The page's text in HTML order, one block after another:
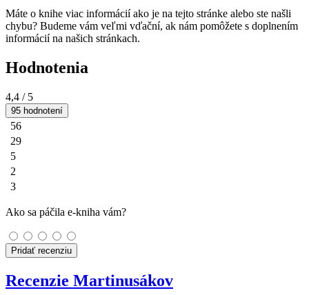
Máte o knihe viac informácií ako je na tejto stránke alebo ste našli
chybu? Budeme vám veľmi vďační, ak nám pomôžete s doplnením
informácií na našich stránkach.
Hodnotenia
4,4 / 5
95 hodnotení
56
29
5
2
3
Ako sa páčila e-kniha vám?
Pridať recenziu
Recenzie Martinusákov